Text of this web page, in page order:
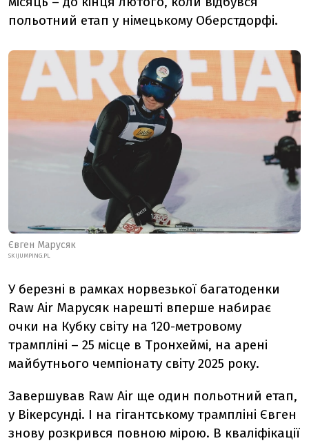
польотний етап у німецькому Оберстдорфі.
Євген Марусяк
SKIJUMPING.PL
У березні в рамках норвезької багатоденки
Raw Air Марусяк нарешті вперше набирає
очки на Кубку світу на 120-метровому
трампліні – 25 місце в Тронхеймі, на арені
майбутнього чемпіонату світу 2025 року.
Завершував Raw Air ще один польотний етап,
у Вікерсунді. І на гігантському трампліні Євген
знову розкрився повною мірою. В кваліфікації